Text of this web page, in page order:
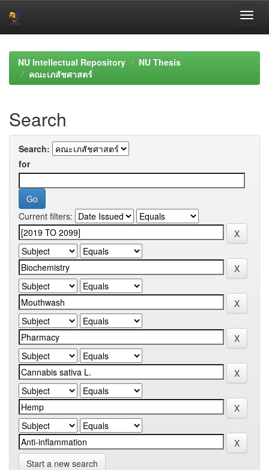
navigationNU Intellectual Repository
NU Thesis
คณะเภสัชศาสตร์
Search
Search:
for
Current filters:
Start a new search